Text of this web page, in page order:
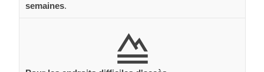
semaines.